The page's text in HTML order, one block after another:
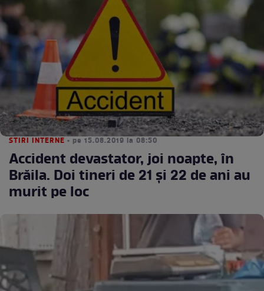
STIRI INTERNE • pe 15.08.2019 la 08:50
Accident devastator, joi noapte, în
Brăila. Doi tineri de 21 şi 22 de ani au
murit pe loc